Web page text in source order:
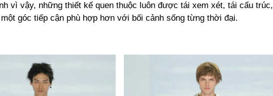
vì vậy, những thiết kế quen thuộc luôn được tái xem xét, tái cấu trúc,
góc tiếp cận phù hợp hơn với bối cảnh sống từng thời đại.